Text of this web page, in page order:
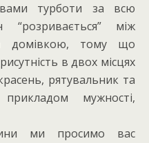
турботи за всю
“розривається” між
домівкою, тому що
в двох місцях
рятувальник та
мужності,
ми просимо вас